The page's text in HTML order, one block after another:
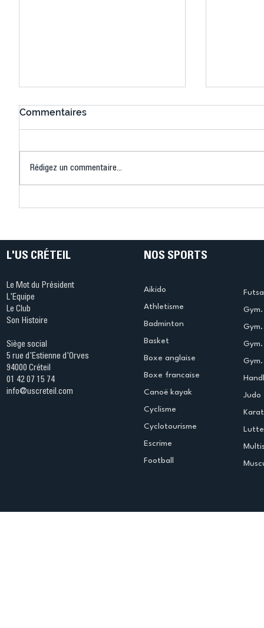
Ping ? Quand le tennis de
termine
Commentaires
Rédigez un commentaire...
L'US CRÉTEIL
Le Mot du Président
L'Equipe
Le Club
Son Histoire
Siège social
5 rue d'Estienne d'Orves
94000 Créteil
01 42 07 15 74
info@uscreteil.com
NOS SPORTS
Aikido
Athletisme
Badminton
Basket
Boxe anglaise
Boxe francaise
Canoë kayak
Cyclisme
Cyclotourisme
Escrime
Football
Judo
Lutte